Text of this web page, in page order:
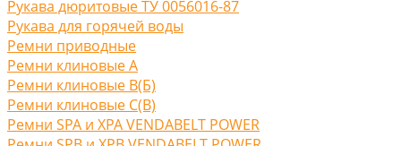
Рукава дюритовые ТУ 0056016-87
Рукава для горячей воды
Ремни приводные
Ремни клиновые A
Ремни клиновые В(Б)
Ремни клиновые С(B)
Ремни SPA и XPA VENDABELT POWER